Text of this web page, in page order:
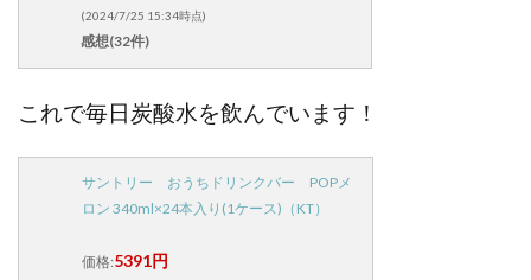
(2024/7/25 15:34時点)
感想(32件)
これで毎日炭酸水を飲んでいます！
サントリー おうちドリンクバー POPメ
ロン 340ml×24本入り(1ケース)（KT）
価格:5391円